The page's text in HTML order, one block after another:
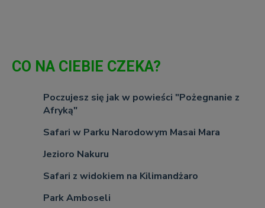
CO NA CIEBIE CZEKA?
Poczujesz się jak w powieści "Pożegnanie z
Afryką"
Safari w Parku Narodowym Masai Mara
Jezioro Nakuru
Safari z widokiem na Kilimandżaro
Park Amboseli